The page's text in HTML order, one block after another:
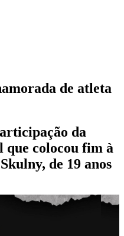
de atleta
da
colocou fim à
de 19 anos